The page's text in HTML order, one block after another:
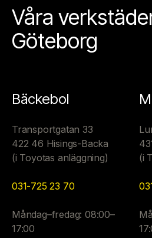
Våra
Göteborg
Bäckebol
Transportgatan 33
422 46 Hisings-Backa
(i Toyotas anläggning)
031-725 23 70
Måndag–fredag: 08:00–
17:00
(i